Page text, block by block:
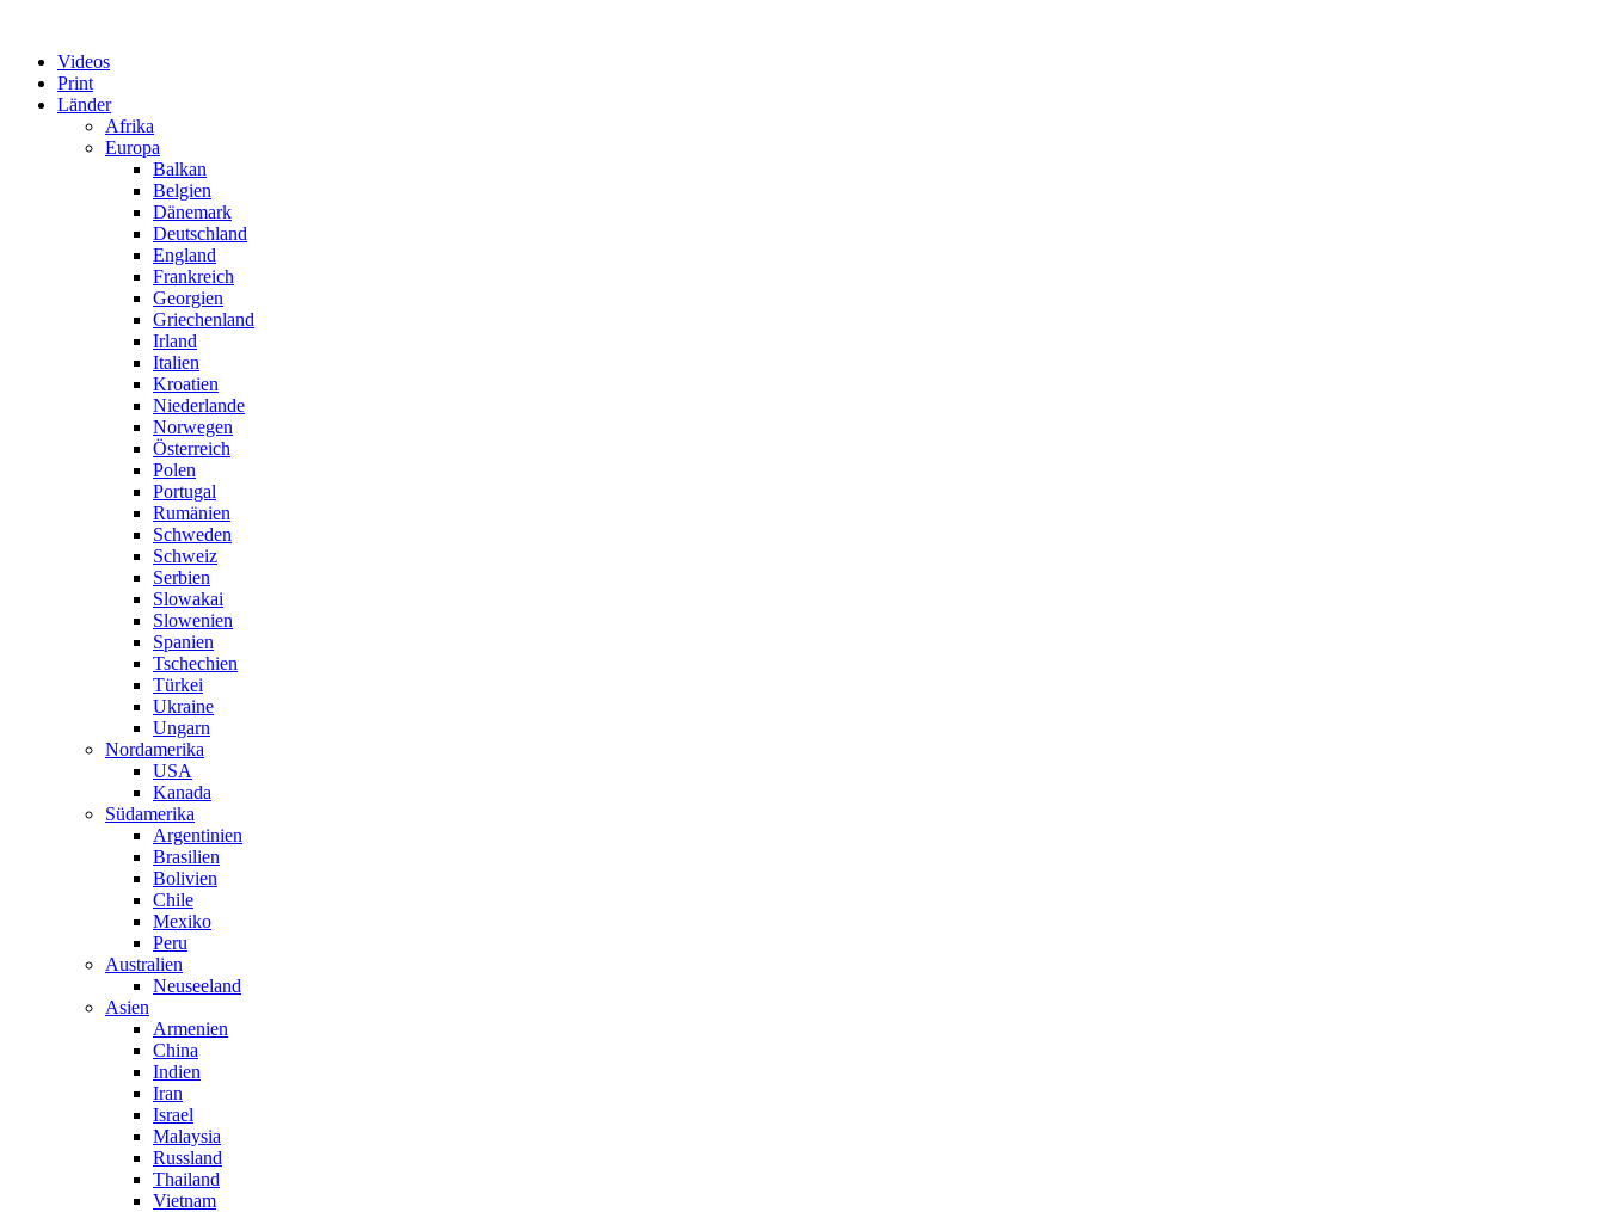
Videos
Print
Länder
Afrika
Europa
Balkan
Belgien
Dänemark
Deutschland
England
Frankreich
Georgien
Griechenland
Irland
Italien
Kroatien
Niederlande
Norwegen
Österreich
Polen
Portugal
Rumänien
Schweden
Schweiz
Serbien
Slowakai
Slowenien
Spanien
Tschechien
Türkei
Ukraine
Ungarn
Nordamerika
USA
Kanada
Südamerika
Argentinien
Brasilien
Bolivien
Chile
Mexiko
Peru
Australien
Neuseeland
Asien
Armenien
China
Indien
Iran
Israel
Malaysia
Russland
Thailand
Vietnam